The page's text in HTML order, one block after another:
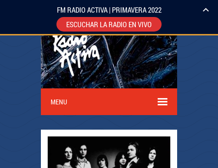
MENU
FM RADIO ACTIVA | PRIMAVERA 2022
ESCUCHAR LA RADIO EN VIVO